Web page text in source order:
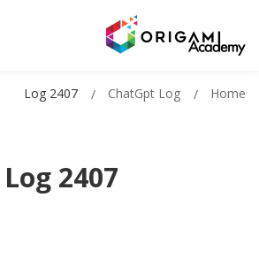
Log 2407
Home
ChatGpt Log
Log 2407